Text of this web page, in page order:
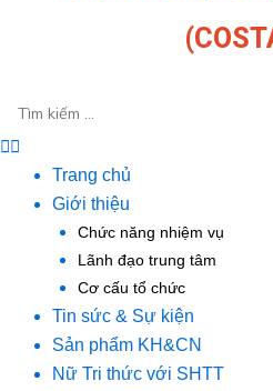
Trang chủ
Giới thiệu
Chức năng nhiệm vụ
Lãnh đạo trung tâm
Cơ cấu tổ chức
Tin sức & Sự kiện
Sản phẩm KH&CN
Nữ Tri thức với SHTT